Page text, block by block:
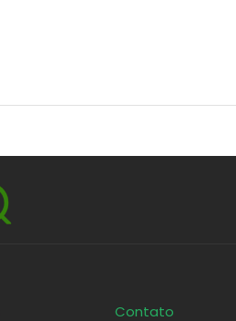
Contato